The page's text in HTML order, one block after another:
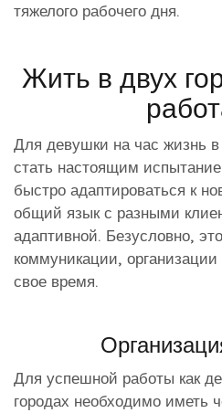
тяжелого рабочего дня.
Жить в двух
Для девушки на час жизнь
стать настоящим
быстро адаптироваться к
общий язык с разными
адаптивной. Безусловно,
коммуникации,
свое время.
Для успешной работы как
городах необходимо иметь